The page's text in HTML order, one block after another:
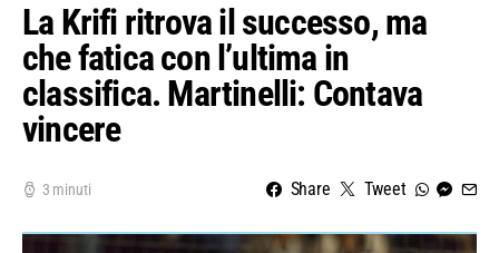
La Krifi ritrova il successo, ma
che fatica con l’ultima in
classifica. Martinelli: Contava
vincere
3 minuti Share Tweet